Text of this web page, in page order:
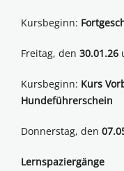
Kursbeginn:
Freitag, den 30.01.26
Kursbeginn: Kurs
Hundeführerschein
Donnerstag, den
Lernspaziergänge